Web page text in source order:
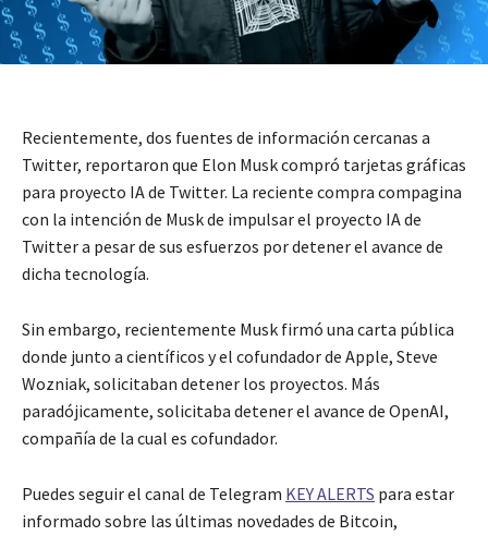
Recientemente, dos fuentes de información cercanas a
Twitter, reportaron que Elon Musk compró tarjetas gráficas
para proyecto IA de Twitter. La reciente compra compagina
con la intención de Musk de impulsar el proyecto IA de
Twitter a pesar de sus esfuerzos por detener el avance de
dicha tecnología.
Sin embargo, recientemente Musk firmó una carta pública
donde junto a científicos y el cofundador de Apple, Steve
Wozniak, solicitaban detener los proyectos. Más
paradójicamente, solicitaba detener el avance de OpenAI,
compañía de la cual es cofundador.
Puedes seguir el canal de Telegram KEY ALERTS para estar
informado sobre las últimas novedades de Bitcoin,